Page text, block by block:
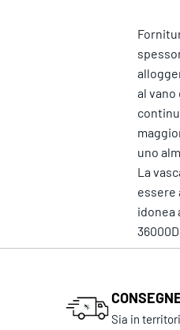
al
uno
La
essere
idonea
Sia in